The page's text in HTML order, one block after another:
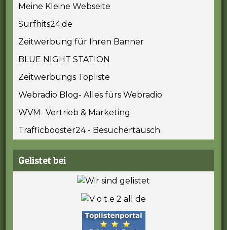
Meine Kleine Webseite
Surfhits24.de
Zeitwerbung für Ihren Banner
BLUE NIGHT STATION
Zeitwerbungs Topliste
Webradio Blog- Alles fürs Webradio
WVM- Vertrieb & Marketing
Trafficbooster24 - Besuchertausch
Gelistet bei